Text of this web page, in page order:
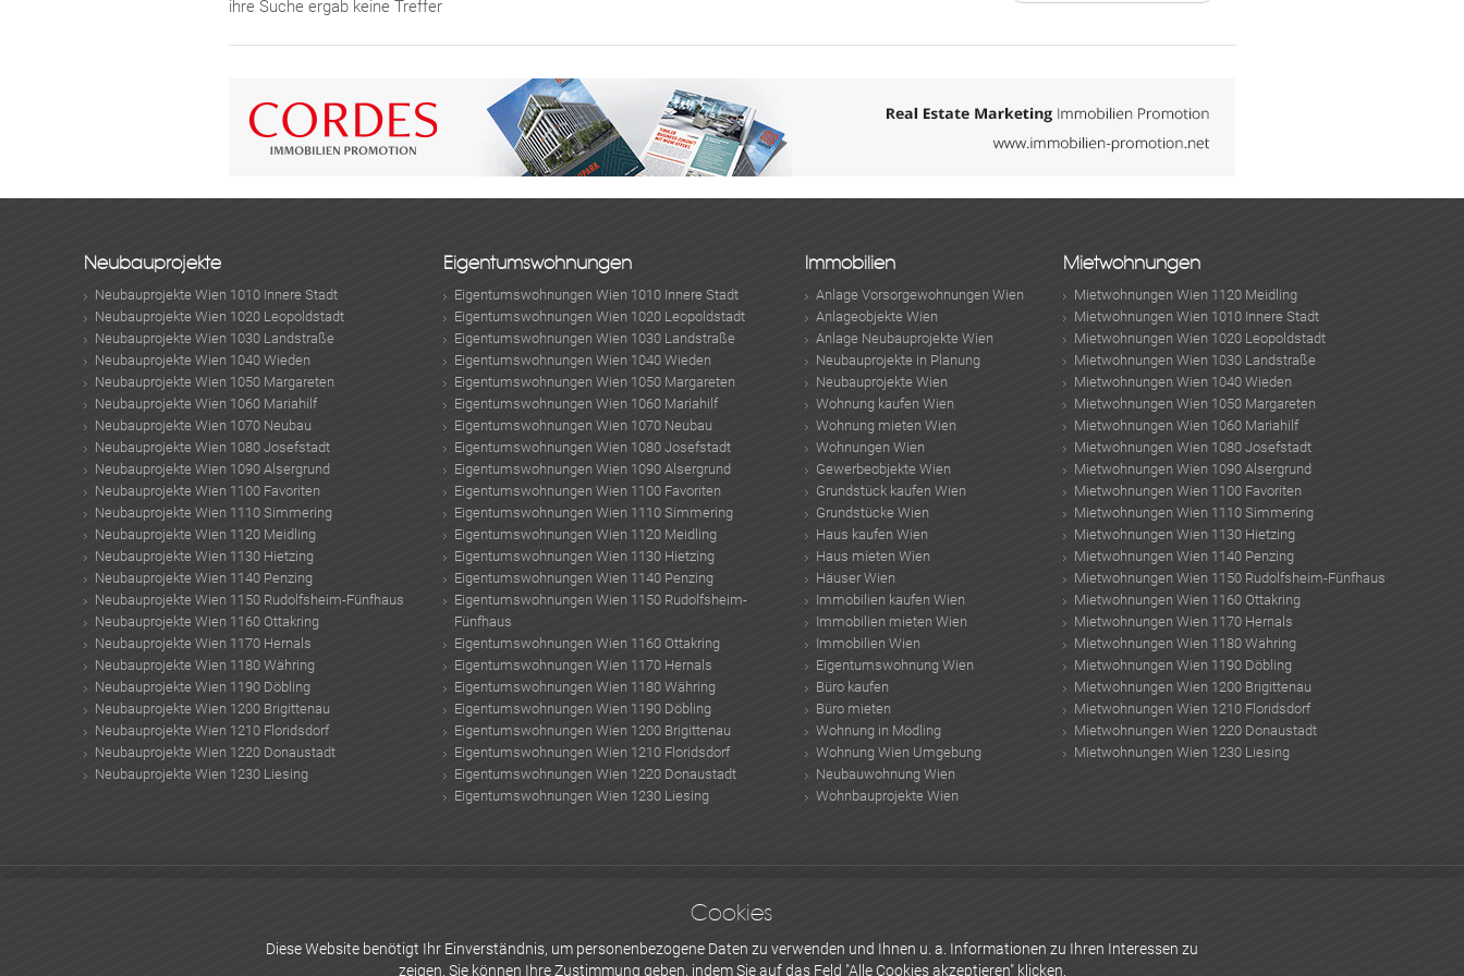
ihre Suche ergab keine Treffer
Neubauprojekte
Neubauprojekte Wien 1010 Innere Stadt
Neubauprojekte Wien 1020 Leopoldstadt
Neubauprojekte Wien 1030 Landstraße
Neubauprojekte Wien 1040 Wieden
Neubauprojekte Wien 1050 Margareten
Neubauprojekte Wien 1060 Mariahilf
Neubauprojekte Wien 1070 Neubau
Neubauprojekte Wien 1080 Josefstadt
Neubauprojekte Wien 1090 Alsergrund
Neubauprojekte Wien 1100 Favoriten
Neubauprojekte Wien 1110 Simmering
Neubauprojekte Wien 1120 Meidling
Neubauprojekte Wien 1130 Hietzing
Neubauprojekte Wien 1140 Penzing
Neubauprojekte Wien 1150 Rudolfsheim-Fünfhaus
Neubauprojekte Wien 1160 Ottakring
Neubauprojekte Wien 1170 Hernals
Neubauprojekte Wien 1180 Währing
Neubauprojekte Wien 1190 Döbling
Neubauprojekte Wien 1200 Brigittenau
Neubauprojekte Wien 1210 Floridsdorf
Neubauprojekte Wien 1220 Donaustadt
Neubauprojekte Wien 1230 Liesing
Eigentumswohnungen
Eigentumswohnungen Wien 1010 Innere Stadt
Eigentumswohnungen Wien 1020 Leopoldstadt
Eigentumswohnungen Wien 1030 Landstraße
Eigentumswohnungen Wien 1040 Wieden
Eigentumswohnungen Wien 1050 Margareten
Eigentumswohnungen Wien 1060 Mariahilf
Eigentumswohnungen Wien 1070 Neubau
Eigentumswohnungen Wien 1080 Josefstadt
Eigentumswohnungen Wien 1090 Alsergrund
Eigentumswohnungen Wien 1100 Favoriten
Eigentumswohnungen Wien 1110 Simmering
Eigentumswohnungen Wien 1120 Meidling
Eigentumswohnungen Wien 1130 Hietzing
Eigentumswohnungen Wien 1140 Penzing
Eigentumswohnungen Wien 1150 Rudolfsheim-
Fünfhaus
Eigentumswohnungen Wien 1160 Ottakring
Eigentumswohnungen Wien 1170 Hernals
Eigentumswohnungen Wien 1180 Währing
Eigentumswohnungen Wien 1190 Döbling
Eigentumswohnungen Wien 1200 Brigittenau
Eigentumswohnungen Wien 1210 Floridsdorf
Eigentumswohnungen Wien 1220 Donaustadt
Eigentumswohnungen Wien 1230 Liesing
Immobilien
Anlage Vorsorgewohnungen Wien
Anlageobjekte Wien
Anlage Neubauprojekte Wien
Neubauprojekte in Planung
Neubauprojekte Wien
Wohnung kaufen Wien
Wohnung mieten Wien
Wohnungen Wien
Gewerbeobjekte Wien
Grundstück kaufen Wien
Grundstücke Wien
Haus kaufen Wien
Haus mieten Wien
Häuser Wien
Immobilien kaufen Wien
Immobilien mieten Wien
Immobilien Wien
Eigentumswohnung Wien
Büro kaufen
Büro mieten
Wohnung in Mödling
Wohnung Wien Umgebung
Neubauwohnung Wien
Wohnbauprojekte Wien
Mietwohnungen
Mietwohnungen Wien 1120 Meidling
Mietwohnungen Wien 1010 Innere Stadt
Mietwohnungen Wien 1020 Leopoldstadt
Mietwohnungen Wien 1030 Landstraße
Mietwohnungen Wien 1040 Wieden
Mietwohnungen Wien 1050 Margareten
Mietwohnungen Wien 1060 Mariahilf
Mietwohnungen Wien 1080 Josefstadt
Mietwohnungen Wien 1090 Alsergrund
Mietwohnungen Wien 1100 Favoriten
Mietwohnungen Wien 1110 Simmering
Mietwohnungen Wien 1130 Hietzing
Mietwohnungen Wien 1140 Penzing
Mietwohnungen Wien 1150 Rudolfsheim-Fünfhaus
Mietwohnungen Wien 1160 Ottakring
Mietwohnungen Wien 1170 Hernals
Mietwohnungen Wien 1180 Währing
Mietwohnungen Wien 1190 Döbling
Mietwohnungen Wien 1200 Brigittenau
Mietwohnungen Wien 1210 Floridsdorf
Mietwohnungen Wien 1220 Donaustadt
Mietwohnungen Wien 1230 Liesing
Alarmsystem Wohnung Markenentwicklung
Breiteneder Immobilien hypothekenrechner vitamin d
Cookies
Diese Website benötigt Ihr Einverständnis, um personenbezogene Daten zu verwenden und Ihnen u. a. Informationen zu Ihren Interessen zu
zeigen. Sie können IhreZustimmung geben, indem Sie auf das Feld "Alle Cookies akzeptieren" klicken.